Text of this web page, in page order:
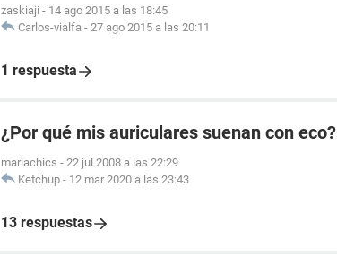
zaskiaji - 14 ago 2015 a las 18:45
Carlos-vialfa - 27 ago 2015 a las 20:11
1 respuesta
¿Por qué mis auriculares suenan con eco?
mariachics - 22 jul 2008 a las 22:29
Ketchup - 12 mar 2020 a las 23:43
13 respuestas